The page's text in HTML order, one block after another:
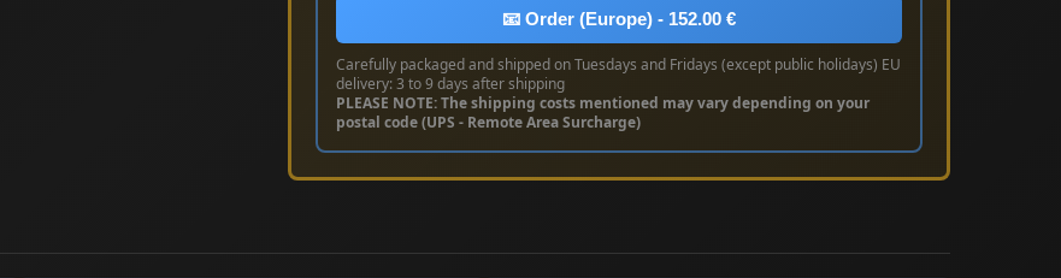
📧 Order (Europe) - 152.00 €
Carefully packaged and shipped on Tuesdays and Fridays (except public holidays) EU
delivery: 3 to 9 days after shipping
PLEASE NOTE: The shipping costs mentioned may vary depending on your
postal code (UPS - Remote Area Surcharge)